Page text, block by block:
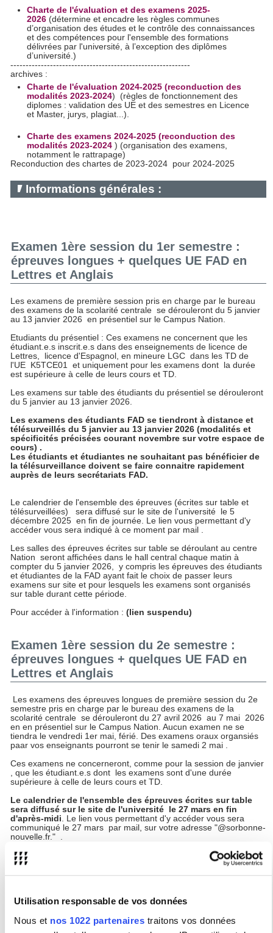
Utilisation responsable de vos données
Nous et nos 1022 partenaires traitons vos données
Charte de l'évaluation et des examens 2025-
2026 (détermine et encadre les règles communes
d’organisation des études et le contrôle des connaissances
et des compétences pour l'ensemble des formations
délivrées par l'université, à l’exception des diplômes
d’université.)
-----------------------------------------------------------
archives :
Charte de l'évaluation 2024-2025 (reconduction des
modalités 2023-2024) (règles de fonctionnement des
diplomes : validation des UE et des semestres en Licence
et Master, jurys, plagiat...).
Charte des examens 2024-2025 (reconduction des
modalités 2023-2024) (organisation des examens,
notamment le rattrapage)
Reconduction des chartes de 2023-2024 pour 2024-2025
Informations générales :
Examen 1ère session du 1er semestre :
épreuves longues + quelques UE FAD en
Lettres et Anglais
Les examens de première session pris en charge par le bureau
des examens de la scolarité centrale se dérouleront du 5 janvier
au 13 janvier 2026 en présentiel sur le Campus Nation.
Etudiants du présentiel : Ces examens ne concernent que les
étudiant.e.s inscrit.e.s dans des enseignements de licence de
Lettres, licence d'Espagnol, en mineure LGC dans les TD de
l'UE K5TCE01 et uniquement pour les examens dont la durée
est supérieure à celle de leurs cours et TD.
Les examens sur table des étudiants du présentiel se dérouleront
du 5 janvier au 13 janvier 2026.
Les examens des étudiants FAD se tiendront à distance et
télésurveillés du 5 janvier au 13 janvier 2026 (modalités et
spécificités précisées courant novembre sur votre espace de
cours) .
Les étudiants et étudiantes ne souhaitant pas bénéficier de
la télésurveillance doivent se faire connaitre rapidement
auprès de leurs secrétariats FAD.
Le calendrier de l'ensemble des épreuves (écrites sur table et
télésurveillées) sera diffusé sur le site de l'université le 5
décembre 2025 en fin de journée. Le lien vous permettant d'y
accéder vous sera indiqué à ce moment par mail .
Les salles des épreuves écrites sur table se déroulant au centre
Nation seront affichées dans le hall central chaque matin à
compter du 5 janvier 2026, y compris les épreuves des étudiants
et étudiantes de la FAD ayant fait le choix de passer leurs
examens sur site et pour lesquels les examens sont organisés
sur table durant cette période.
Pour accéder à l'information :(lien suspendu)
Examen 1ère session du 2e semestre :
épreuves longues + quelques UE FAD en
Lettres et Anglais
Les examens des épreuves longues de première session du 2e
semestre pris en charge par le bureau des examens de la
scolarité centrale se dérouleront du 27 avril 2026 au 7 mai 2026
en en présentiel sur le Campus Nation. Aucun examen ne se
tiendra le vendredi 1er mai, férié. Des examens oraux organsiés
paar vos enseignants pourront se tenir le samedi 2 mai .
Ces examens ne concerneront, comme pour la session de janvier
, que les étudiant.e.s dont les examens sont d'une durée
supérieure à celle de leurs cours et TD.
Le calendrier de l'ensemble des épreuves écrites sur table
sera diffusé sur le site de l'université le 27 mars en fin
d'après-midi. Le lien vous permettant d'y accéder vous sera
communiqué le 27 mars par mail, sur votre adresse "@sorbonne-
nouvelle.fr." .
compter du 27 avril 2026.
Les examens des étudiants FAD concernés par les examens du
au 2nd semestre.
Pour accéder à l'information :calendrier